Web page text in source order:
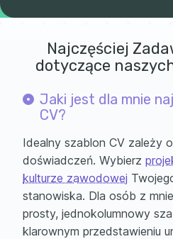
Najczęściej
dotyczące
Jaki jest dla mnie
CV?
Idealny szablon CV zależy
doświadczeń. Wybierz
kulturze zawodowej
stanowiska. Dla osób z
prosty, jednokolumnowy
klarownym przedstawieniu